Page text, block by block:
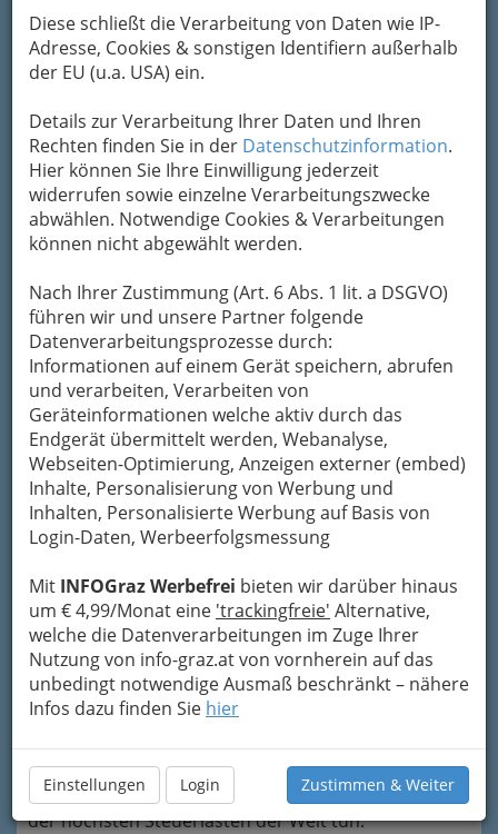
Diese schließt die Verarbeitung von Daten wie IP-
Adresse, Cookies & sonstigen Identifiern außerhalb
der EU (u.a. USA) ein.
Details zur Verarbeitung Ihrer Daten und Ihren
Rechten finden Sie in der Datenschutzinformation.
Hier können Sie Ihre Einwilligung jederzeit
widerrufen sowie einzelne Verarbeitungszwecke
abwählen. Notwendige Cookies & Verarbeitungen
können nicht abgewählt werden.
Nach Ihrer Zustimmung (Art. 6 Abs. 1 lit. a DSGVO)
führen wir und unsere Partner folgende
Datenverarbeitungsprozesse durch:
Informationen auf einem Gerät speichern, abrufen
und verarbeiten, Verarbeiten von
Geräteinformationen welche aktiv durch das
Endgerät übermittelt werden, Webanalyse,
Webseiten-Optimierung, Anzeigen externer (embed)
Inhalte, Personalisierung von Werbung und
Inhalten, Personalisierte Werbung auf Basis von
Login-Daten, Werbeerfolgsmessung
Mit INFOGraz Werbefrei bieten wir darüber hinaus
um € 4,99/Monat eine 'trackingfreie' Alternative,
welche die Datenverarbeitungen im Zuge Ihrer
Nutzung von info-graz.at von vornherein auf das
unbedingt notwendige Ausmaß beschränkt – nähere
Infos dazu finden Sie hier
Einstellungen Login Zustimmen & Weiter
Die Regierung tut, was sie seit
2008 tut: absolut nichts.
Die
Regierung tut, was sie seit 2008 tut: absolut
nichts. Am unglaublichsten sind die Grünen: Sie
fordern am gleichen Tag, da das bekannt wird,
eine neue Erbschaftssteuer! Diese soll ab einer
bestimmten Erbschafts-Höhe nicht weniger als
10 bis 25 Prozent ausmachen. Auch für Kinder.
Da dieseSteuernatürlichvor allem
unternehmerisches Eigentum betreffen
würde, stottern die Grünen herum, dass
werden könnte.
Als ob man Gestundetes nicht
genauso zahlen müsste.
Die Pläne der Grünen – sie ziehen ja derzeit in
eine Regierung nach der anderen ein – werden
natürlich Unternehmer veranlassen, die
Anstellung neuer Mitarbeiter noch mehr zu
„stunden“, als sie es jetzt schon angesichts einer
der höchsten Steuerlasten der Welt tun.